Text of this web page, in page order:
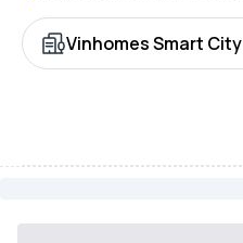
Vinhomes Smart City